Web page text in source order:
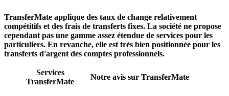
TransferMate applique des taux de change relativement
compétitifs et des frais de transferts fixes. La société ne propose
cependant pas une gamme assez étendue de services pour les
particuliers. En revanche, elle est très bien positionnée pour les
transferts d'argent des comptes professionnels.
Services
TransferMate
Notre avis sur TransferMate